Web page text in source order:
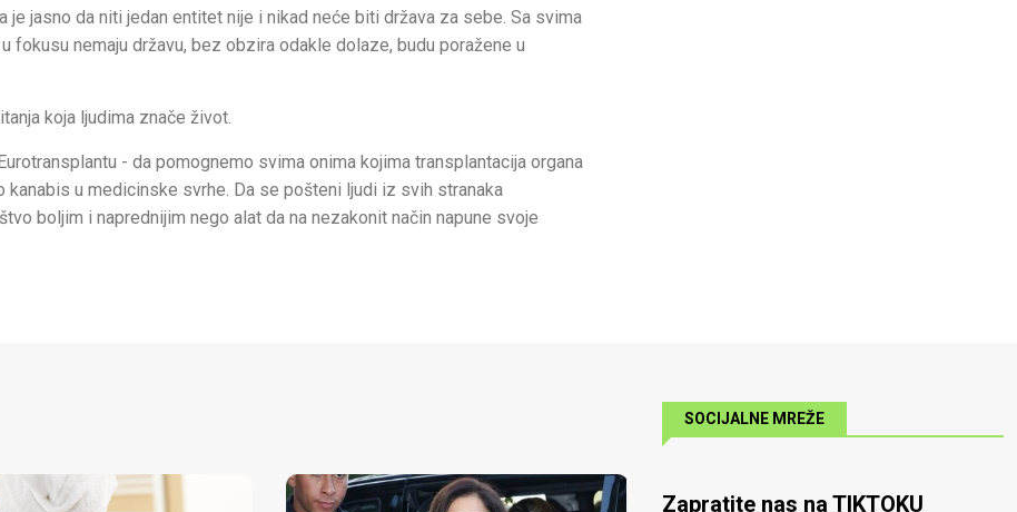
jasno da niti jedan entitet nije i nikad neće biti država za sebe. Sa svima
nemaju državu, bez obzira odakle dolaze, budu poražene u
koja ljudima znače život.
- da pomognemo svima onima kojima transplantacija organa
u medicinske svrhe. Da se pošteni ljudi iz svih stranaka
boljim i naprednijim nego alat da na nezakonit način napune svoje
SOCIJALNE MREŽE
Zapratite nas na TIKTOKU